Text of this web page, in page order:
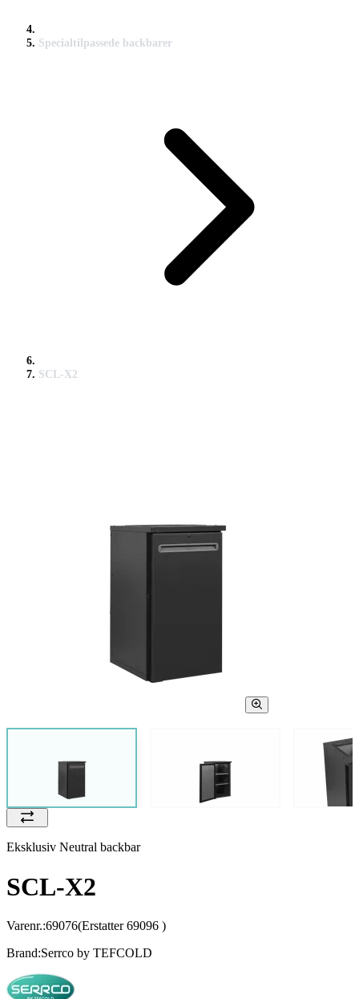
Specialtilpassede backbarer
SCL-X2
Eksklusiv Neutral backbar
SCL-X2
Varenr.:69076(Erstatter 69096 )
Brand:Serrco by TEFCOLD